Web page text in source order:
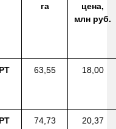
га
цена,
млн руб.
63,55 18,00
74,73 20,37